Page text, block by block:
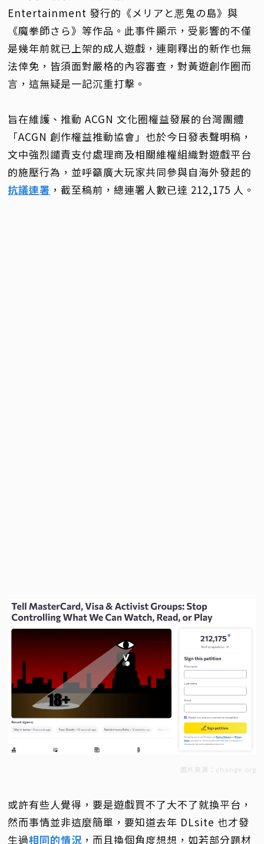
Entertainment 發行的《メリアと悪鬼の島》與
《魔拳師さら》等作品。此事件顯示，受影響的不僅
是幾年前就已上架的成人遊戲，連剛釋出的新作也無
法倖免，皆須面對嚴格的內容審查，對黃遊創作圈而
言，這無疑是一記沉重打擊。
旨在維護、推動 ACGN 文化圈權益發展的台灣團體
「ACGN 創作權益推動協會」也於今日發表聲明稿，
文中強烈譴責支付處理商及相關維權組織對遊戲平台
的施壓行為，並呼籲廣大玩家共同參與自海外發起的
抗議連署 ，截至稿前，總連署人數已達 212,175 人。
圖片來源：change.org
或許有些人覺得，要是遊戲買不了大不了就換平台，
然而事情並非這麼簡單，要知道去年 DLsite 也才發
生過相同的情況 ，而且換個角度想想，如若部分題材